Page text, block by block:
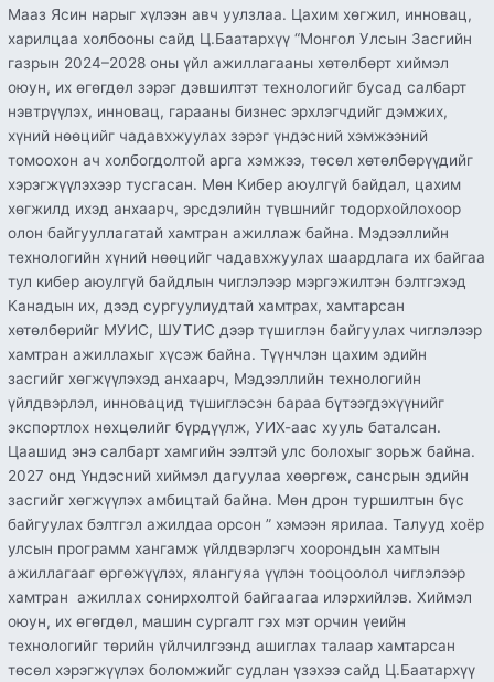
Мааз Ясин нарыг хүлээн авч уулзлаа. Цахим хөгжил, инновац,
харилцаа холбооны сайд Ц.Баатархүү “Монгол Улсын Засгийн
газрын 2024–2028 оны үйл ажиллагааны хөтөлбөрт хиймэл
оюун, их өгөгдөл зэрэг дэвшилтэт технологийг бусад салбарт
нэвтрүүлэх, инновац, гарааны бизнес эрхлэгчдийг дэмжих,
хүний нөөцийг чадавхжуулах зэрэг үндэсний хэмжээний
томоохон ач холбогдолтой арга хэмжээ, төсөл хөтөлбөрүүдийг
хэрэгжүүлэхээр тусгасан. Мөн Кибер аюулгүй байдал, цахим
хөгжилд ихэд анхаарч, эрсдэлийн түвшнийг тодорхойлохоор
олон байгууллагатай хамтран ажиллаж байна. Мэдээллийн
технологийн хүний нөөцийг чадавхжуулах шаардлага их байгаа
тул кибер аюулгүй байдлын чиглэлээр мэргэжилтэн бэлтгэхэд
Канадын их, дээд сургуулиудтай хамтрах, хамтарсан
хөтөлбөрийг МУИС, ШУТИС дээр түшиглэн байгуулах чиглэлээр
хамтран ажиллахыг хүсэж байна. Түүнчлэн цахим эдийн
засгийг хөгжүүлэхэд анхаарч, Мэдээллийн технологийн
үйлдвэрлэл, инновацид түшиглэсэн бараа бүтээгдэхүүнийг
экспортлох нөхцөлийг бүрдүүлж, УИХ-аас хууль баталсан.
Цаашид энэ салбарт хамгийн ээлтэй улс болохыг зорьж байна.
2027 онд Үндэсний хиймэл дагуулаа хөөргөж, сансрын эдийн
засгийг хөгжүүлэх амбицтай байна. Мөн дрон туршилтын бүс
байгуулах бэлтгэл ажилдаа орсон ” хэмээн ярилаа. Талууд хоёр
улсын программ хангамж үйлдвэрлэгч хоорондын хамтын
ажиллагааг өргөжүүлэх, ялангуяа үүлэн тооцоолол чиглэлээр
хамтран ажиллах сонирхолтой байгаагаа илэрхийлэв. Хиймэл
оюун, их өгөгдөл, машин сургалт гэх мэт орчин үеийн
технологийг төрийн үйлчилгээнд ашиглах талаар xамтарсан
төсөл хэрэгжүүлэх боломжийг судлан үзэхээ сайд Ц.Баатархүү